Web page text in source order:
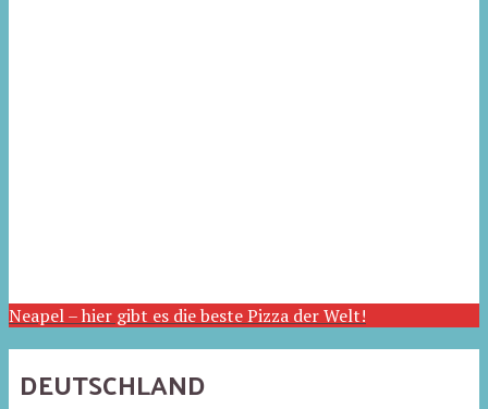
Neapel – hier gibt es die beste Pizza der Welt!
DEUTSCHLAND